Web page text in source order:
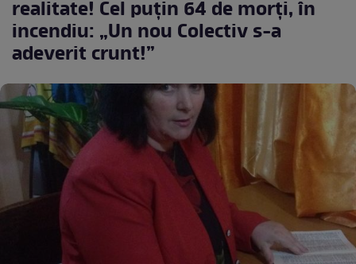
realitate! Cel puțin 64 de morți, în
incendiu: „Un nou Colectiv s-a
adeverit crunt!”